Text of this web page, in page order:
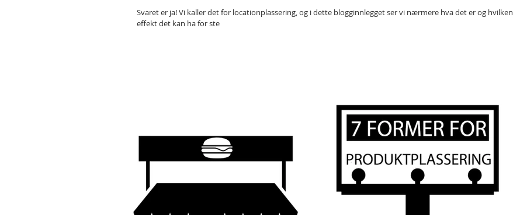
Svaret er ja! Vi kaller det for locationplassering, og i dette blogginnlegget ser vi nærmere hva det er og hvilken
effekt det kan ha for ste